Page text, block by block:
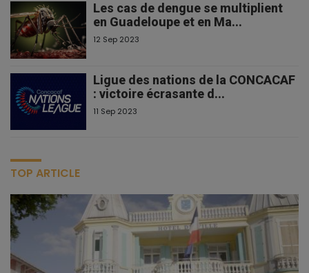
Les cas de dengue se multiplient
en Guadeloupe et en Ma...
12 Sep 2023
Ligue des nations de la CONCACAF
: victoire écrasante d...
11 Sep 2023
TOP ARTICLE